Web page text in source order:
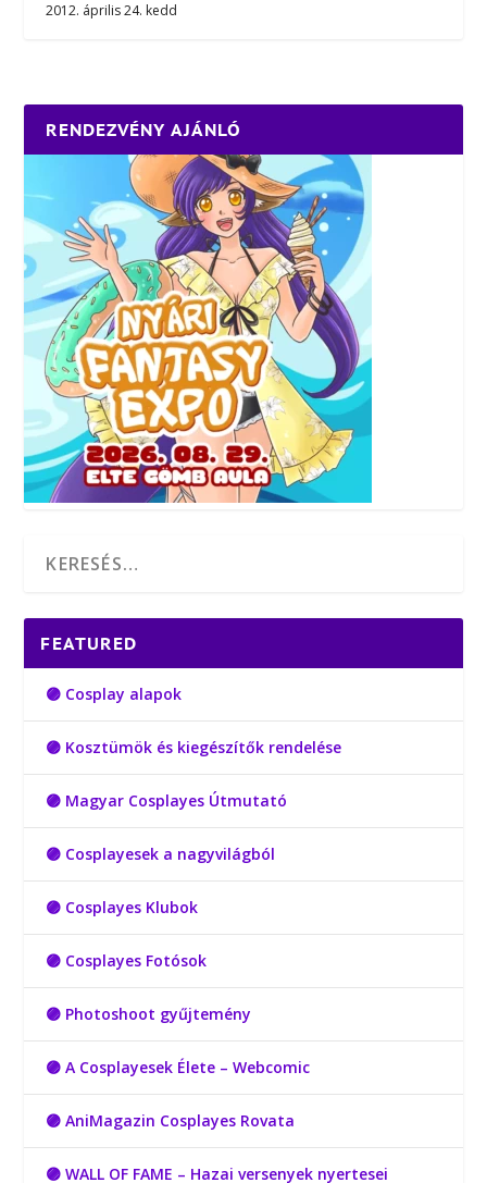
2012. április 24. kedd
RENDEZVÉNY AJÁNLÓ
FEATURED
🟣 Cosplay alapok
🟣 Kosztümök és kiegészítők rendelése
🟣 Magyar Cosplayes Útmutató
🟣 Cosplayesek a nagyvilágból
🟣 Cosplayes Klubok
🟣 Cosplayes Fotósok
🟣 Photoshoot gyűjtemény
🟣 A Cosplayesek Élete – Webcomic
🟣 AniMagazin Cosplayes Rovata
🟣 WALL OF FAME – Hazai versenyek nyertesei